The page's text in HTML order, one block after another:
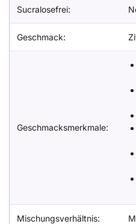
Sucralosefrei:
Geschmack:
Geschmacksmerkmale:
Mischungsverhältnis: